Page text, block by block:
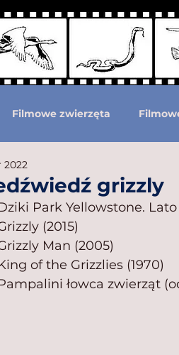
Filmowe zwierzęta
ras kotów
Pomoc zwierzętom
grizzly
2022
Park Yellowstone.
(2015)
Man (2005)
of the Grizzlies (1970)
łowca zwierząt